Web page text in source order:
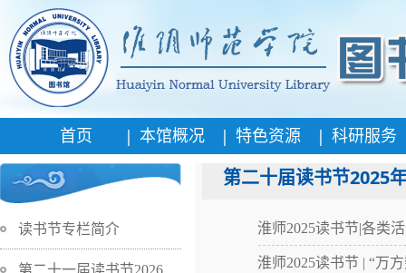
首页 | 本馆概况 | 特色资源 | 科研服务
读书节专栏简介
第二十一届读书节2026
第二十届读书节2025
淮师2025读书节|各类
淮师2025读书节 | “万